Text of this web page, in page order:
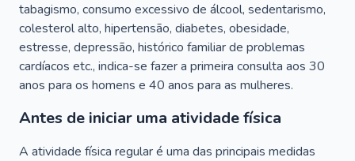
tabagismo, consumo excessivo de álcool, sedentarismo,
colesterol alto, hipertensão, diabetes, obesidade,
estresse, depressão, histórico familiar de problemas
cardíacos etc., indica-se fazer a primeira consulta aos 30
anos para os homens e 40 anos para as mulheres.
Antes de iniciar uma atividade física
A atividade física regular é uma das principais medidas